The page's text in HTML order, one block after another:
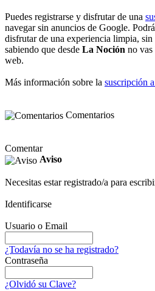
Puedes registrarse y disfrutar de una
navegar sin anuncios de Google.
disfrutar de una experiencia limpia,
sabiendo que desde La Noción no vas
web.
Más información sobre la suscripción
Comentarios
Comentar
Aviso
Necesitas estar registrado/a para
Identificarse
Usuario o Email
¿Todavía no se ha registrado?
Contraseña
¿Olvidó su Clave?